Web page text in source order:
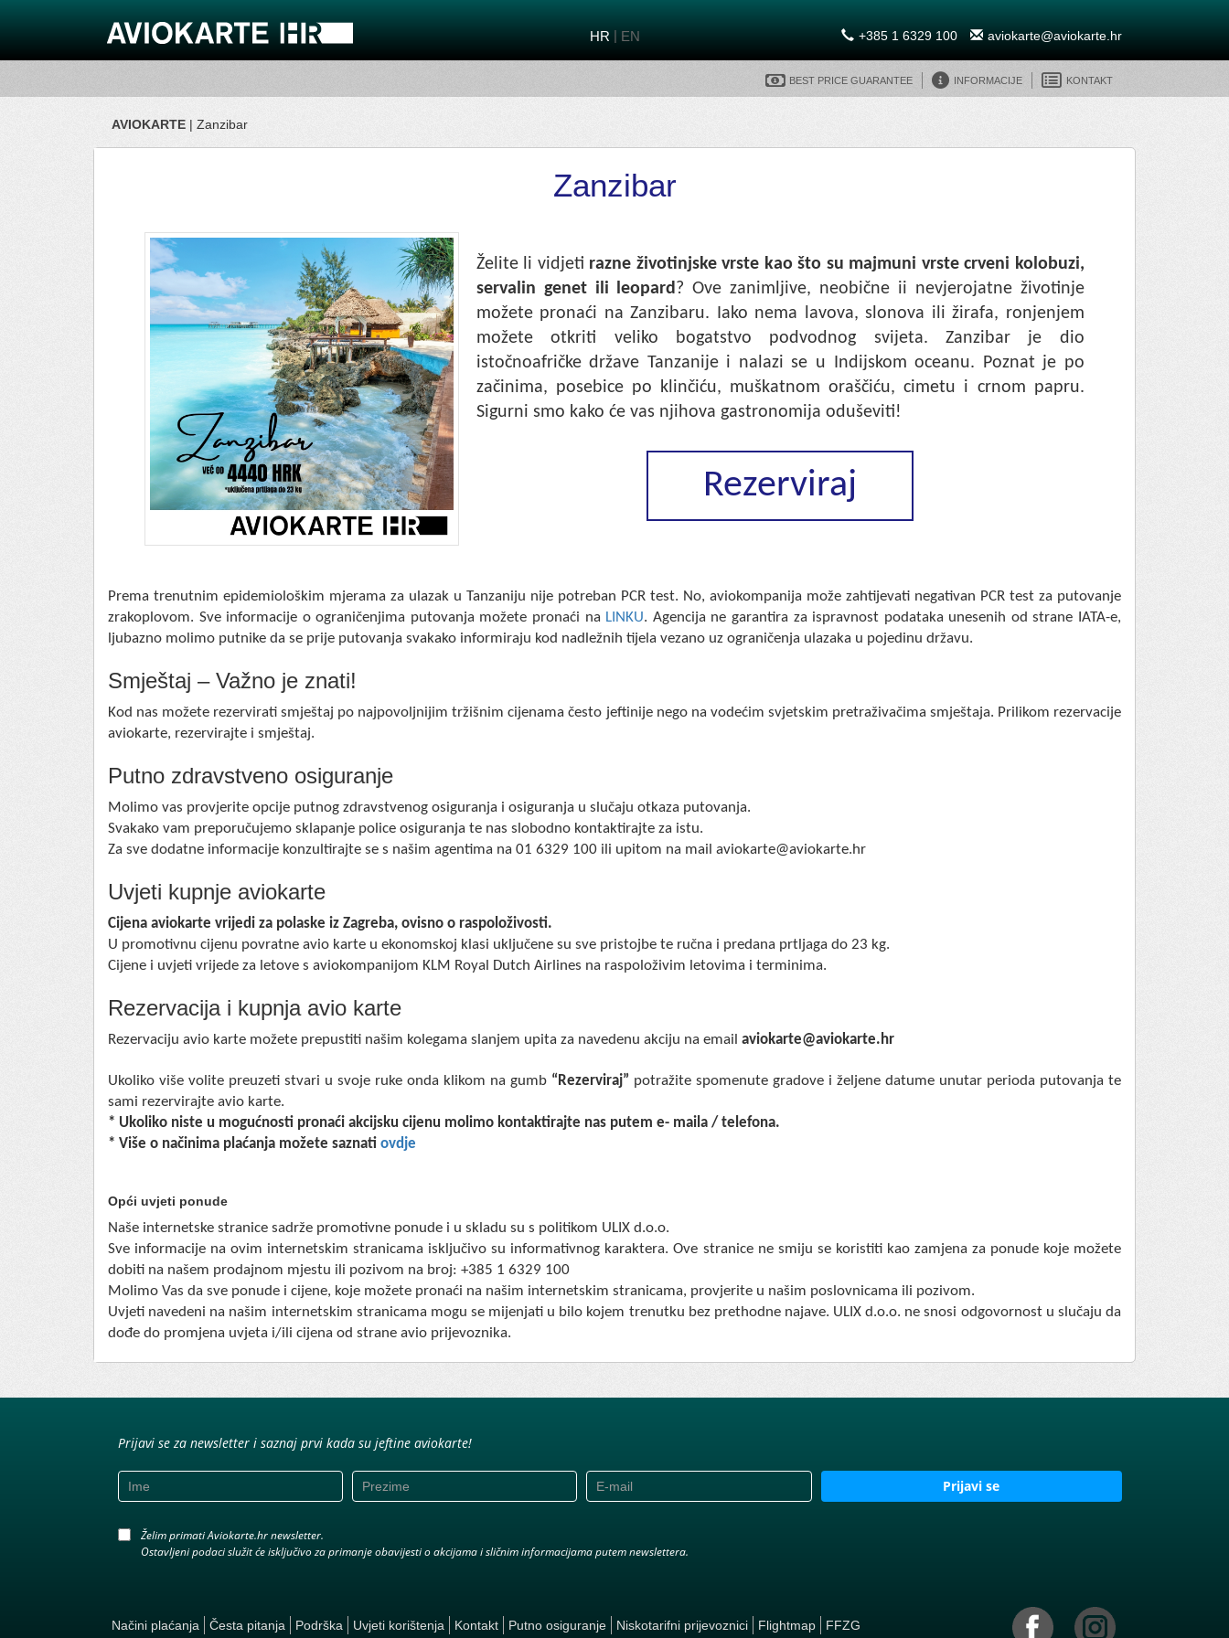
HR | EN aviokarte@aviokarte.hr
+385 1 6329 100
Best Price Guarantee Informacije Kontakt
AVIOKARTE | Zanzibar
Zanzibar
Želite li vidjeti razne životinjske vrste kao što su majmuni vrste crveni kolobuzi,
servalin genet ili leopard ? Ove zanimljive, neobične ii nevjerojatne životinje
možete pronaći na Zanzibaru. Iako nema lavova, slonova ili žirafa, ronjenjem
možete otkriti veliko bogatstvo podvodnog svijeta. Zanzibar je dio
istočnoafričke države Tanzanije i nalazi se u Indijskom oceanu. Poznat je po
začinima, posebice po klinčiću, muškatnom oraščiću, cimetu i crnom papru.
Sigurni smo kako će vas njihova gastronomija oduševiti!
Rezerviraj
Prema trenutnim epidemiološkim mjerama za ulazak u Tanzaniju nije potreban PCR test. No, aviokompanija može zahtijevati negativan PCR test za putovanje
zrakoplovom. Sve informacije o ograničenjima putovanja možete pronaći na LINKU. Agencija ne garantira za ispravnost podataka unesenih od strane IATA-e,
ljubazno molimo putnike da se prije putovanja svakako informiraju kod nadležnih tijela vezano uz ograničenja ulazaka u pojedinu državu.
Smještaj – Važno je znati!
Kod nas možete rezervirati smještaj po najpovoljnijim tržišnim cijenama često jeftinije nego na vodećim svjetskim pretraživačima smještaja. Prilikom rezervacije
aviokarte, rezervirajte i smještaj.
Putno zdravstveno osiguranje
Molimo vas provjerite opcije putnog zdravstvenog osiguranja i osiguranja u slučaju otkaza putovanja.
Svakako vam preporučujemo sklapanje police osiguranja te nas slobodno kontaktirajte za istu.
Za sve dodatne informacije konzultirajte se s našim agentima na 01 6329 100 ili upitom na mail aviokarte@aviokarte.hr
Uvjeti kupnje aviokarte
Cijena aviokarte vrijedi za polaske iz Zagreba, ovisno o raspoloživosti.
U promotivnu cijenu povratne avio karte u ekonomskoj klasi uključene su sve pristojbe te ručna i predana prtljaga do 23 kg.
Cijene i uvjeti vrijede za letove s aviokompanijom KLM Royal Dutch Airlines na raspoloživim letovima i terminima.
Rezervacija i kupnja avio karte
Rezervaciju avio karte možete prepustiti našim kolegama slanjem upita za navedenu akciju na email aviokarte@aviokarte.hr
Ukoliko više volite preuzeti stvari u svoje ruke onda klikom na gumb “Rezerviraj” potražite spomenute gradove i željene datume unutar perioda putovanja te
sami rezervirajte avio karte.
* Ukoliko niste u mogućnosti pronaći akcijsku cijenu molimo kontaktirajte nas putem e- maila / telefona.
* Više o načinima plaćanja možete saznati ovdje
Opći uvjeti ponude
Naše internetske stranice sadrže promotivne ponude i u skladu su s politikom ULIX d.o.o.
Sve informacije na ovim internetskim stranicama isključivo su informativnog karaktera. Ove stranice ne smiju se koristiti kao zamjena za ponude koje možete
dobiti na našem prodajnom mjestu ili pozivom na broj: +385 1 6329 100
Molimo Vas da sve ponude i cijene, koje možete pronaći na našim internetskim stranicama, provjerite u našim poslovnicama ili pozivom.
Uvjeti navedeni na našim internetskim stranicama mogu se mijenjati u bilo kojem trenutku bez prethodne najave. ULIX d.o.o. ne snosi odgovornost u slučaju da
dođe do promjena uvjeta i/ili cijena od strane avio prijevoznika.
Prijavi se za newsletter i saznaj prvi kada su jeftine aviokarte!
Prijavi se
Želim primati Aviokarte.hr newsletter.
Ostavljeni podaci služit će isključivo za primanje obavijesti o akcijama i sličnim informacijama putem newslettera.
Načini plaćanja Česta pitanja Podrška Uvjeti korištenja Kontakt Putno osiguranje Niskotarifni prijevoznici Flightmap FFZG